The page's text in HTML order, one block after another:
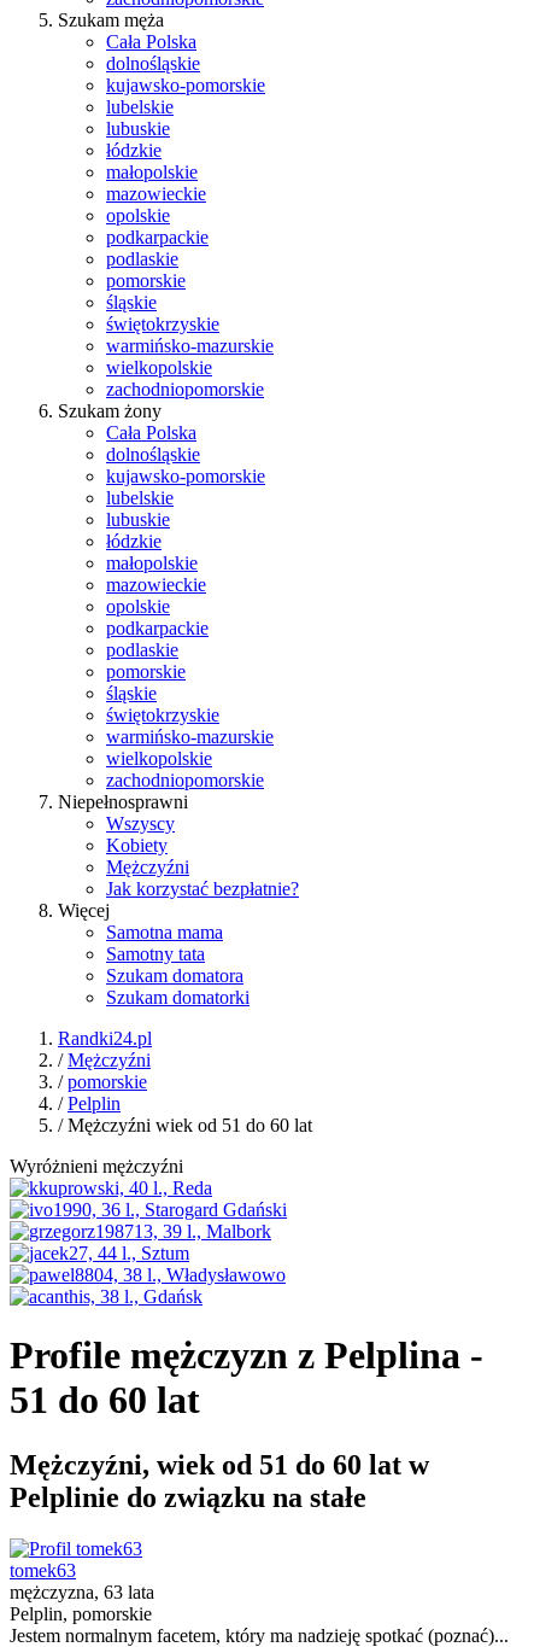
Szukam męża
Cała Polska
dolnośląskie
kujawsko-pomorskie
lubelskie
lubuskie
łódzkie
małopolskie
mazowieckie
opolskie
podkarpackie
podlaskie
pomorskie
śląskie
świętokrzyskie
warmińsko-mazurskie
wielkopolskie
zachodniopomorskie
Szukam żony
Cała Polska
dolnośląskie
kujawsko-pomorskie
lubelskie
lubuskie
łódzkie
małopolskie
mazowieckie
opolskie
podkarpackie
podlaskie
pomorskie
śląskie
świętokrzyskie
warmińsko-mazurskie
wielkopolskie
zachodniopomorskie
Niepełnosprawni
Wszyscy
Kobiety
Mężczyźni
Jak korzystać bezpłatnie?
Więcej
Samotna mama
Samotny tata
Szukam domatora
Szukam domatorki
Randki24.pl
/Mężczyźni
/pomorskie
/Pelplin
/ Mężczyźni wiek od 51 do 60 lat
Wyróżnieni mężczyźni
Profile mężczyzn z Pelplina -
51 do 60 lat
Mężczyźni, wiek od 51 do 60 lat w
Pelplinie do związku na stałe
tomek63
mężczyzna, 63 lata
Pelplin, pomorskie
Jestem normalnym facetem, który ma nadzieję spotkać (poznać)...